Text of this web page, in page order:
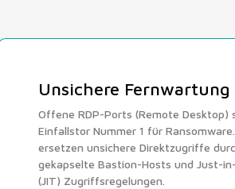
Unsichere Fernwartung
Offene RDP-Ports (Remote Desktop)
Einfallstor Nummer 1 für
ersetzen unsichere Direktzugriffe
gekapselte Bastion-Hosts und Just-
(JIT) Zugriffsregelungen.